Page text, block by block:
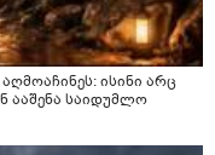
ისინი არც
ააშენა საიდუმლო